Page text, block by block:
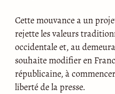
Cette mouvance a un
rejette les valeurs
occidentale et, au
souhaite modifier en
républicaine, à
liberté de la presse.